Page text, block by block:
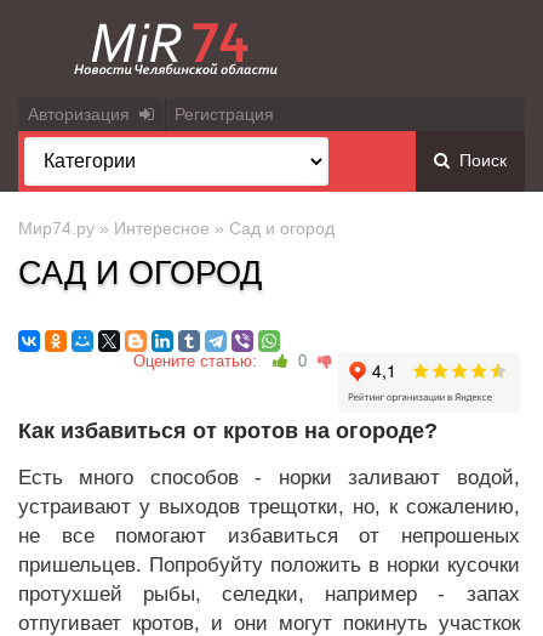
Авторизация Регистрация
Поиск
Мир74.ру » Интересное » Сад и огород
САД И ОГОРОД
Оцените статью: 0
Как избавиться от кротов на огороде?
Есть много способов - норки заливают водой,
устраивают у выходов трещотки, но, к сожалению,
не все помогают избавиться от непрошеных
пришельцев. Попробуйту положить в норки кусочки
протухшей рыбы, селедки, например - запах
отпугивает кротов, и они могут покинуть участкок